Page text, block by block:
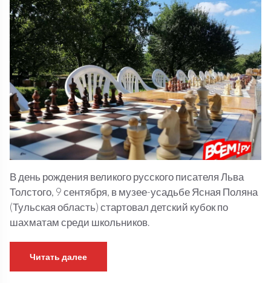
В день рождения великого русского писателя Льва
Толстого, 9 сентября, в музее-усадьбе Ясная Поляна
(Тульская область) стартовал детский кубок по
шахматам среди школьников.
Читать далее